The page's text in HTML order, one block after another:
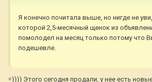
Я конечно почитала выше, но нигде не
которой 2,5-месячный щенок из
помолодел на месяц только потому что
подешевле.
=)))) Этого сегодня продали, у нее есть